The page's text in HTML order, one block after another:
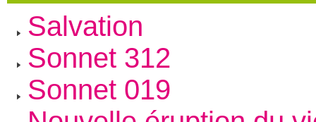
Salvation
Sonnet 312
Sonnet 019